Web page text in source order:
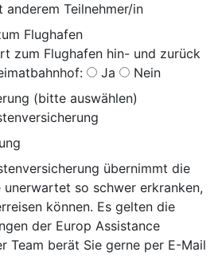
Teilnehmer/in
Flughafen
zum Flughafen hin- und zurück
Ja
Nein
(bitte auswählen)
übernimmt die
so schwer erkranken,
können. Es gelten die
der Europ Assistance
Team berät Sie gerne per E-Mail